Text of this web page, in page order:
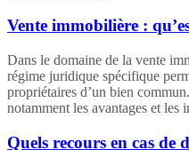
Vente immobilière :
Dans le domaine de la vente
régime juridique spécifique
propriétaires d’un bien
notamment les avantages et les
Quels recours en cas de